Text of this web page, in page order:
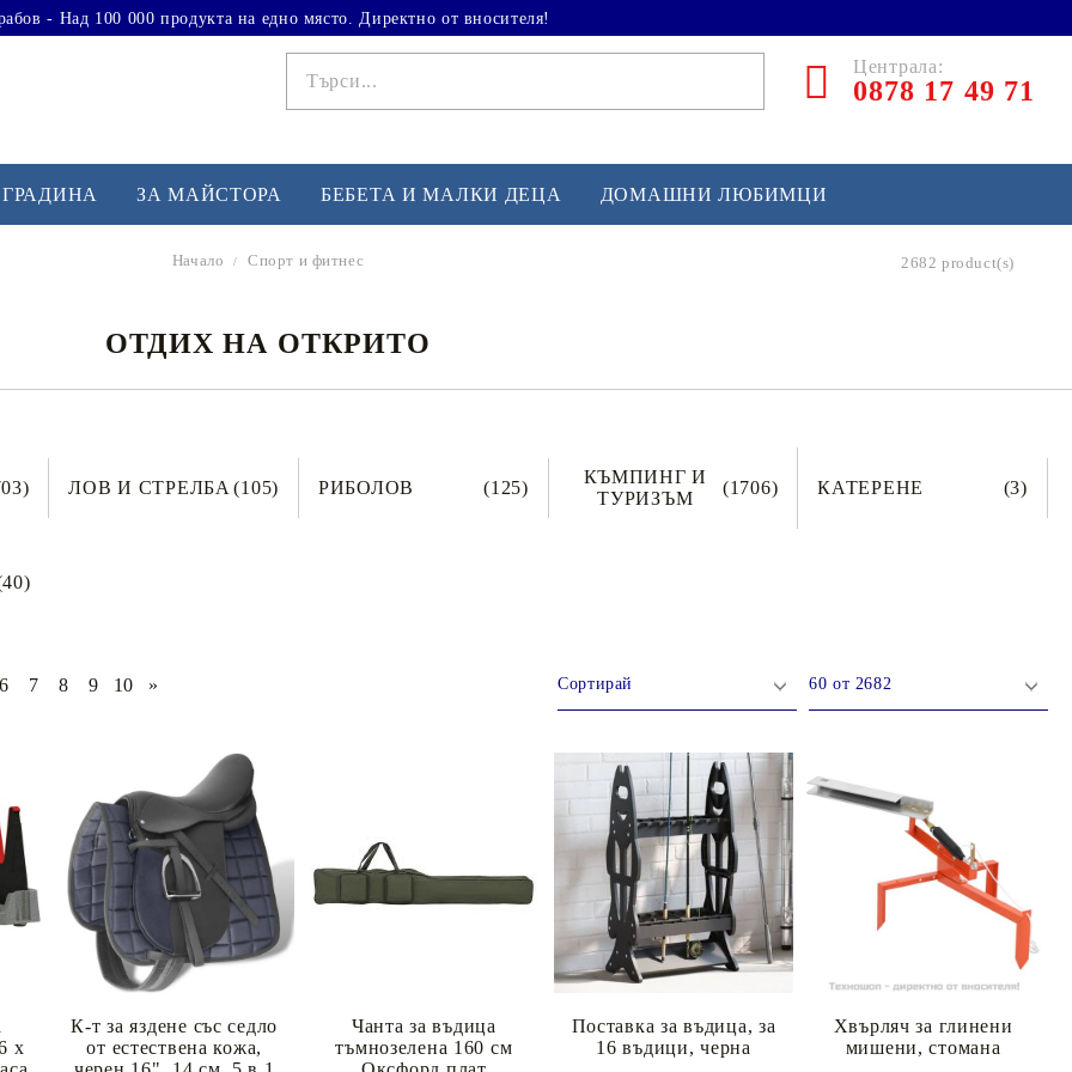
- Над 100 000 продукта на едно място. Директно от вносителя!
Централа:
0878 17 49 71
Лежанки за упражнения
Тренажори за баланс
Хокей и лакрос
Основно спортно оборудване
ЗА МАЙСТОРА БЕБЕТА И МАЛКИ ДЕЦА ДОМАШНИ ЛЮБИМЦИ
Начало Спорт и фитнес 2682 product(s)
ОТДИХ НА ОТКРИТО
ЛОВ И СТРЕЛБА (105) РИБОЛОВ (125)
КЪМПИНГ И
ТУРИЗЪМ
(1706) КАТЕРЕНЕ (3)
6 7 8 9 10 »
x
К-т за яздене със седло
от естествена кожа,
Чанта за въдица
тъмнозелена 160 см
Поставка за въдица, за
16 въдици, черна
Хвърляч за глинени
мишени, стомана